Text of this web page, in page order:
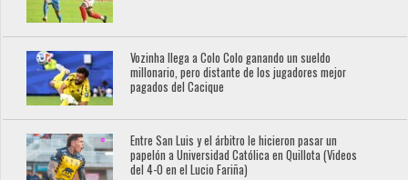
Vozinha llega a Colo Colo ganando un sueldo
millonario, pero distante de los jugadores mejor
pagados del Cacique
Entre San Luis y el árbitro le hicieron pasar un
papelón a Universidad Católica en Quillota (Videos
del 4-0 en el Lucio Fariña)